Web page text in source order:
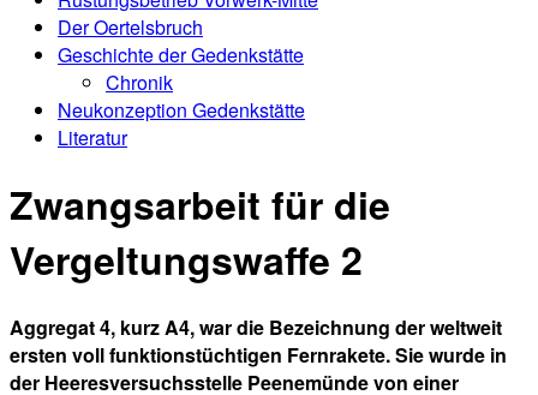
Der Oertelsbruch
Geschichte der Gedenkstätte
Chronik
Neukonzeption Gedenkstätte
Literatur
Zwangsarbeit für die
Vergeltungswaffe 2
Aggregat 4, kurz A4, war die Bezeichnung der weltweit
ersten voll funktionstüchtigen Fernrakete. Sie wurde in
der Heeresversuchsstelle Peenemünde von einer